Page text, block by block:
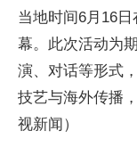
当地时间6月16
幕。此次活动为
演、对话等形式
技艺与海外传播
视新闻）